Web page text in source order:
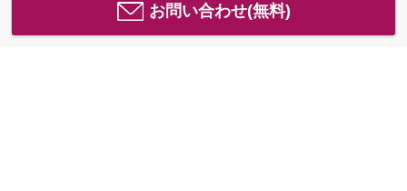
お問い合わせ(無料)